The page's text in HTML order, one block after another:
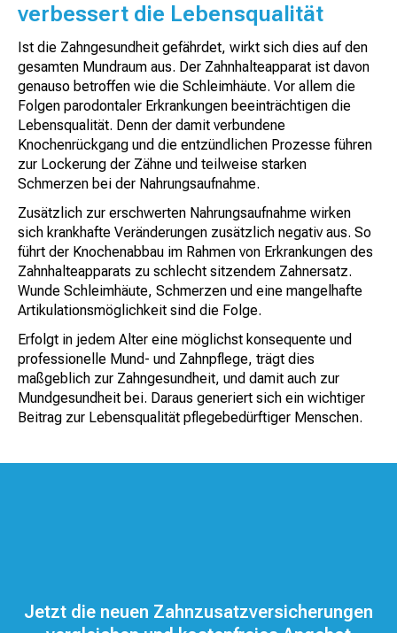
verbessert die Lebensqualität
Ist die Zahngesundheit gefährdet, wirkt sich dies auf den
gesamten Mundraum aus. Der Zahnhalteapparat ist davon
genauso betroffen wie die Schleimhäute. Vor allem die
Folgen parodontaler Erkrankungen beeinträchtigen die
Lebensqualität. Denn der damit verbundene
Knochenrückgang und die entzündlichen Prozesse führen
zur Lockerung der Zähne und teilweise starken
Schmerzen bei der Nahrungsaufnahme.
Zusätzlich zur erschwerten Nahrungsaufnahme wirken
sich krankhafte Veränderungen zusätzlich negativ aus. So
führt der Knochenabbau im Rahmen von Erkrankungen des
Zahnhalteapparats zu schlecht sitzendem Zahnersatz.
Wunde Schleimhäute, Schmerzen und eine mangelhafte
Artikulationsmöglichkeit sind die Folge.
Erfolgt in jedem Alter eine möglichst konsequente und
professionelle Mund- und Zahnpflege, trägt dies
maßgeblich zur Zahngesundheit, und damit auch zur
Mundgesundheit bei. Daraus generiert sich ein wichtiger
Beitrag zur Lebensqualität pflegebedürftiger Menschen.
Jetzt die neuen Zahnzusatzversicherungen